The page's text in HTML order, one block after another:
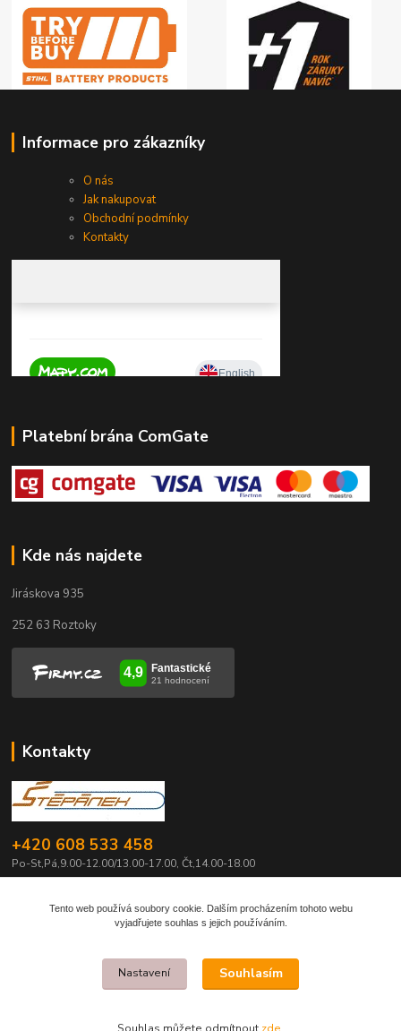
Informace pro zákazníky
O nás
Jak nakupovat
Obchodní podmínky
Kontakty
Platební brána ComGate
Kde nás najdete
Jiráskova 935
252 63 Roztoky
Kontakty
+420 608 533 458
Po-St,Pá,9.00-12.00/13.00-17.00, Čt,14.00-18.00
Pavel Štěpánek
Tento web používá soubory cookie. Dalším procházením tohoto webu
vyjadřujete souhlas s jejich používáním.
Nastavení Souhlasím